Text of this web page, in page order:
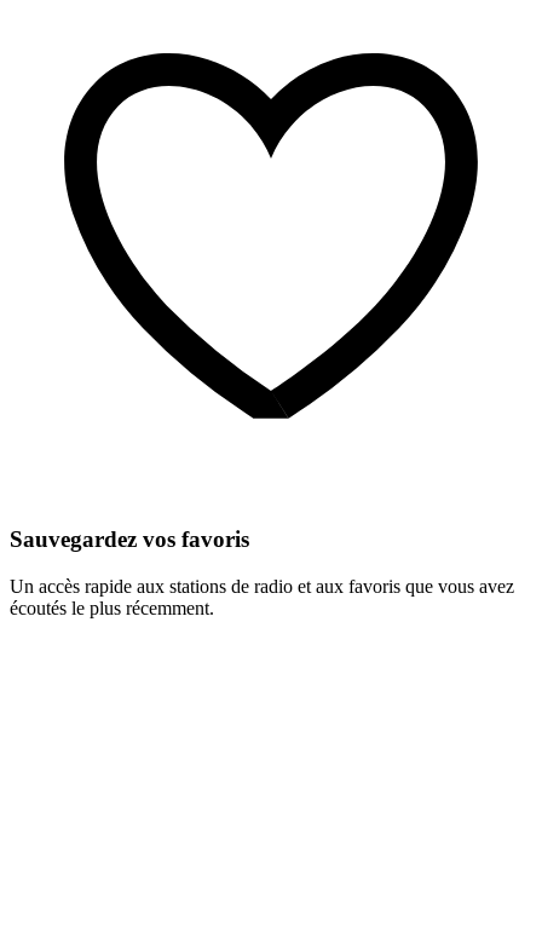
Sauvegardez vos favoris
Un accès rapide aux stations de radio et aux favoris que vous avez
écoutés le plus récemment.